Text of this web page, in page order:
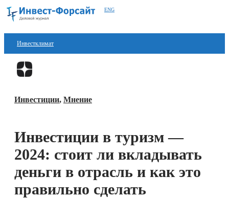
ENG
Инвестклимат
Финансы
Блокчейн
Книги
Инвестиции, Мнение
Инвестиции в туризм —
2024: стоит ли вкладывать
деньги в отрасль и как это
правильно сделать